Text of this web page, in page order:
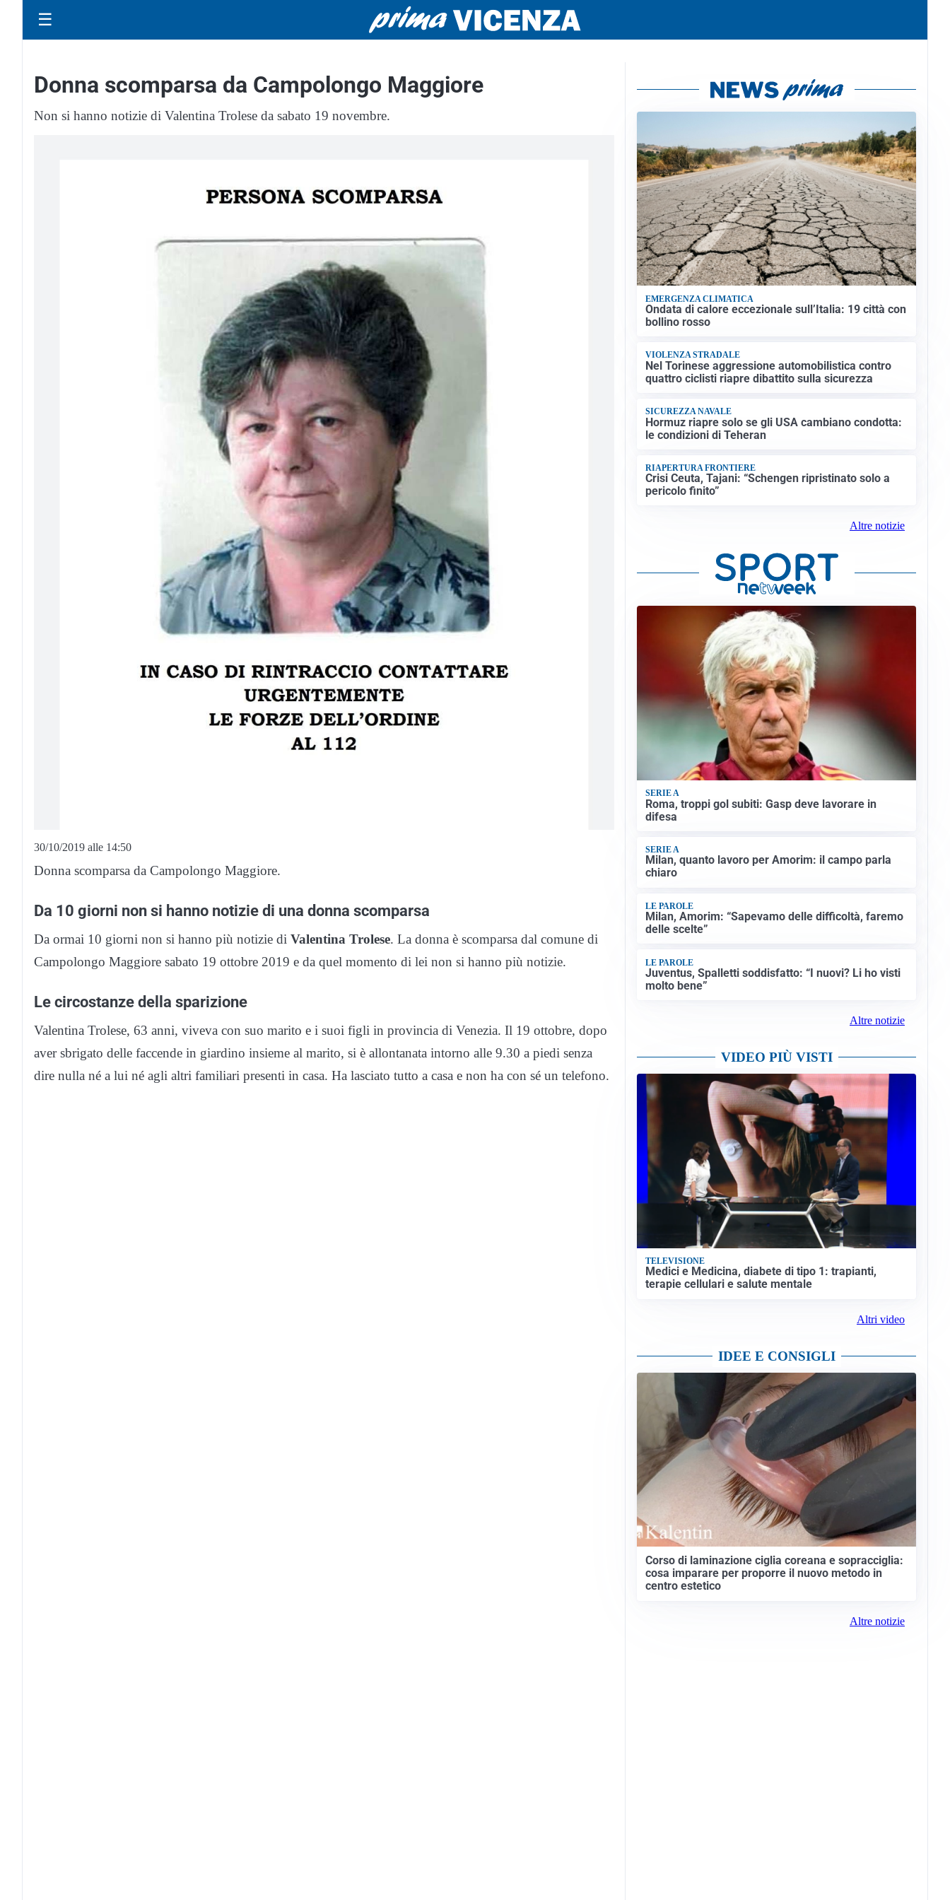
☰
Donna scomparsa da Campolongo Maggiore
Non si hanno notizie di Valentina Trolese da sabato 19 novembre.
30/10/2019 alle 14:50
Donna scomparsa da Campolongo Maggiore.
Da 10 giorni non si hanno notizie di una donna scomparsa
Da ormai 10 giorni non si hanno più notizie di Valentina Trolese. La donna è scomparsa dal comune di
Campolongo Maggiore sabato 19 ottobre 2019 e da quel momento di lei non si hanno più notizie.
Le circostanze della sparizione
Valentina Trolese, 63 anni, viveva con suo marito e i suoi figli in provincia di Venezia. Il 19 ottobre, dopo
aver sbrigato delle faccende in giardino insieme al marito, si è allontanata intorno alle 9.30 a piedi senza
dire nulla né a lui né agli altri familiari presenti in casa. Ha lasciato tutto a casa e non ha con sé un telefono.
EMERGENZA CLIMATICA
Ondata di calore eccezionale sull’Italia: 19 città con
bollino rosso
VIOLENZA STRADALE
Nel Torinese aggressione automobilistica contro
quattro ciclisti riapre dibattito sulla sicurezza
SICUREZZA NAVALE
Hormuz riapre solo se gli USA cambiano condotta:
le condizioni di Teheran
RIAPERTURA FRONTIERE
Crisi Ceuta, Tajani: “Schengen ripristinato solo a
pericolo finito”
Altre notizie
SERIE A
Roma, troppi gol subiti: Gasp deve lavorare in
difesa
SERIE A
Milan, quanto lavoro per Amorim: il campo parla
chiaro
LE PAROLE
Milan, Amorim: “Sapevamo delle difficoltà, faremo
delle scelte”
LE PAROLE
Juventus, Spalletti soddisfatto: “I nuovi? Li ho visti
molto bene”
Altre notizie
VIDEO PIÙ VISTI
TELEVISIONE
Medici e Medicina, diabete di tipo 1: trapianti,
terapie cellulari e salute mentale
Altri video
IDEE E CONSIGLI
Corso di laminazione ciglia coreana e sopracciglia:
cosa imparare per proporre il nuovo metodo in
centro estetico
Altre notizie